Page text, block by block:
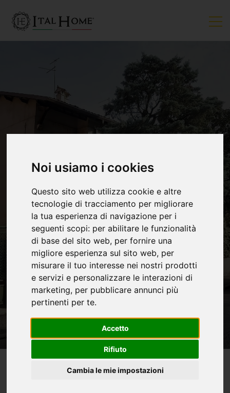
Noi usiamo i cookies
Questo sito web utilizza cookie e altre
tecnologie di tracciamento per migliorare
la tua esperienza di navigazione per i
seguenti scopi: per abilitare le funzionalità
di base del sito web, per fornire una
migliore esperienza sul sito web, per
misurare il tuo interesse nei nostri prodotti
e servizi e personalizzare le interazioni di
marketing, per pubblicare annunci più
pertinenti per te.
Accetto
Rifiuto
Cambia le mie impostazioni
VENDUTO
Appartamento In Villa!!!